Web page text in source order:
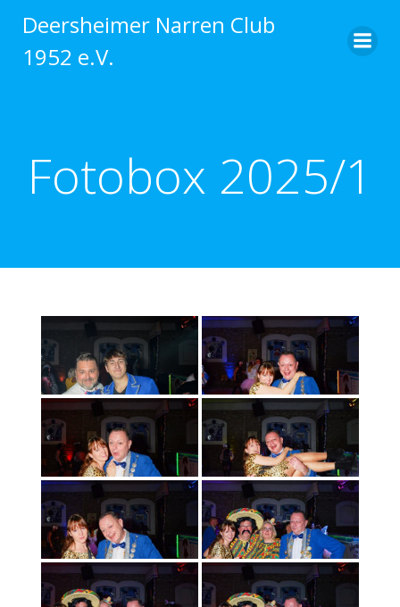
Inhalt
Deersheimer Narren Club
1952 e.V.
Fotobox 2025/1